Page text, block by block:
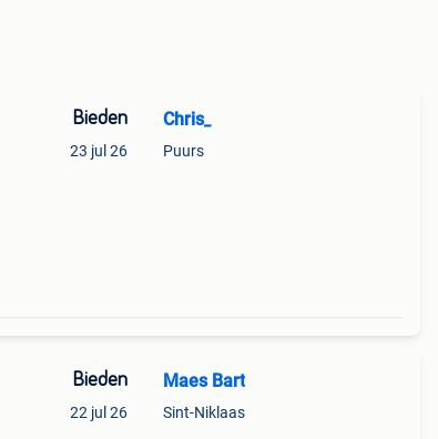
Bieden
23 jul 26
Chris_
Puurs
Bieden
22 jul 26
Maes Bart
Sint-Niklaas